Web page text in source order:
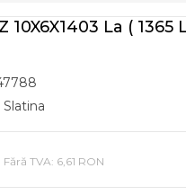
10X6X1403 La ( 1365
Fără TVA: 6,61 RON